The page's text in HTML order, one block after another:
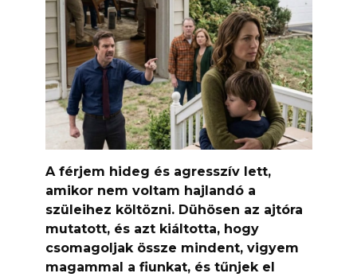
A férjem hideg és agresszív lett,
amikor nem voltam hajlandó a
szüleihez költözni. Dühösen az ajtóra
mutatott, és azt kiáltotta, hogy
csomagoljak össze mindent, vigyem
magammal a fiunkat, és tűnjek el